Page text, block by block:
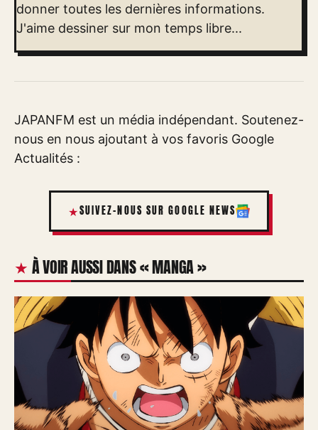
donner toutes les dernières informations.
J'aime dessiner sur mon temps libre...
JAPANFM est un média indépendant. Soutenez-
nous en nous ajoutant à vos favoris Google
Actualités :
SUIVEZ-NOUS SUR GOOGLE NEWS
À VOIR AUSSI DANS « MANGA »